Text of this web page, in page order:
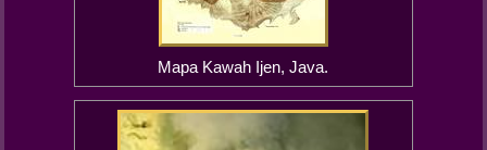
Mapa Kawah Ijen, Java.